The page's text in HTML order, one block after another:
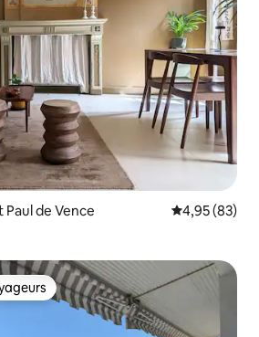
Paul de Vence Évaluation
4,95 (83)
les plus appréciés